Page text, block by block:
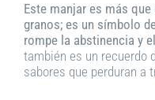
Este manjar es más
granos; es un símbolo
rompe la abstinencia y
también es un recuerdo
sabores que perduran a